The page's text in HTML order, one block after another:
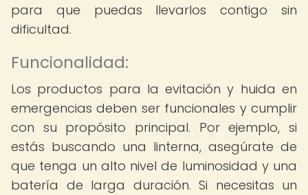
para que puedas llevarlos contigo sin
dificultad.
Funcionalidad:
Los productos para la evitación y huida en
emergencias deben ser funcionales y cumplir
con su propósito principal. Por ejemplo, si
estás buscando una linterna, asegúrate de
que tenga un alto nivel de luminosidad y una
batería de larga duración. Si necesitas un